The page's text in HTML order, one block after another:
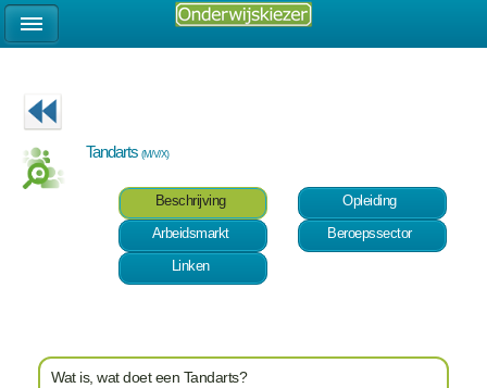
Tandarts(M/V/X)
Beschrijving
Opleiding
Arbeidsmarkt
Beroepssector
Linken
Wat is, wat doet een Tandarts?